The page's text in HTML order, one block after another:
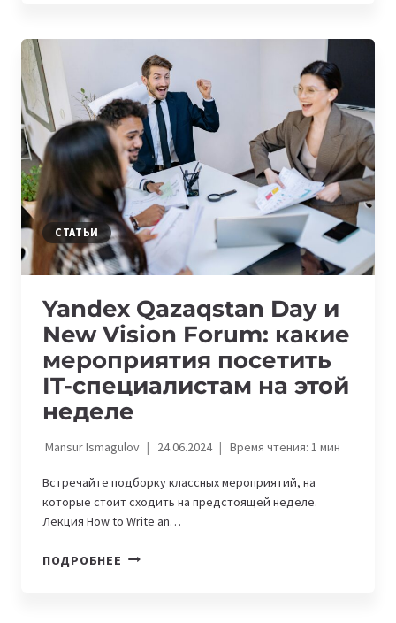
СВОИ
ПРОДУКТЫ
В
РАМКАХ
SILKWAY
ACCELERATOR
СТАТЬИ
Yandex Qazaqstan Day и
New Vision Forum: какие
мероприятия посетить
IT-специалистам на этой
неделе
Mansur Ismagulov 24.06.2024 Время чтения: 1мин
Встречайте подборку классных мероприятий, на
которые стоит сходить на предстоящей неделе.
Лекция How to Write an…
ПОДРОБНЕЕ YANDEX